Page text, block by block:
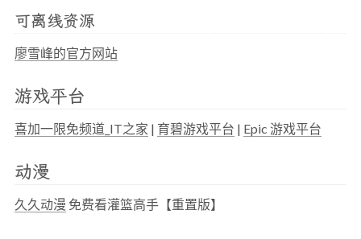
可离线资源
廖雪峰的官方网站
游戏平台
喜加一限免频道_IT之家 | 育碧游戏平台 | Epic 游戏平台
动漫
久久动漫 免费看灌篮高手【重置版】